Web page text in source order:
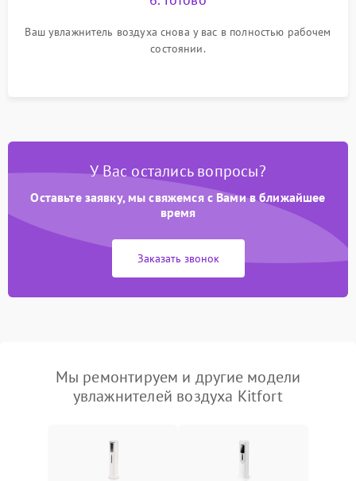
Ваш увлажнитель воздуха снова у вас в полностью рабочем
состоянии.
У Вас остались вопросы?
Оставьте заявку, мы свяжемся с Вами в ближайшее
время
Заказать звонок
Мы ремонтируем и другие модели
увлажнителей воздуха Kitfort